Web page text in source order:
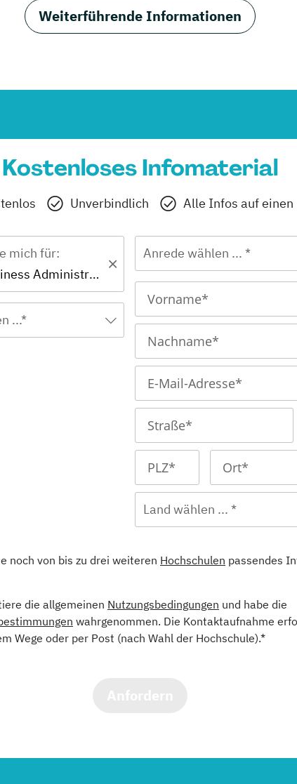
Weiterführende Informationen
Kostenloses Infomaterial
Unverbindlich Alle Infos auf einen
mich für:
Bachelor - Business Administration
...*
Anrede wählen ... *
Land wählen ... *
noch von bis zu drei weiteren Hochschulen passendes
die allgemeinen Nutzungsbedingungen und habe die
wahrgenommen. Die Kontaktaufnahme
Wege oder per Post (nach Wahl der Hochschule).*